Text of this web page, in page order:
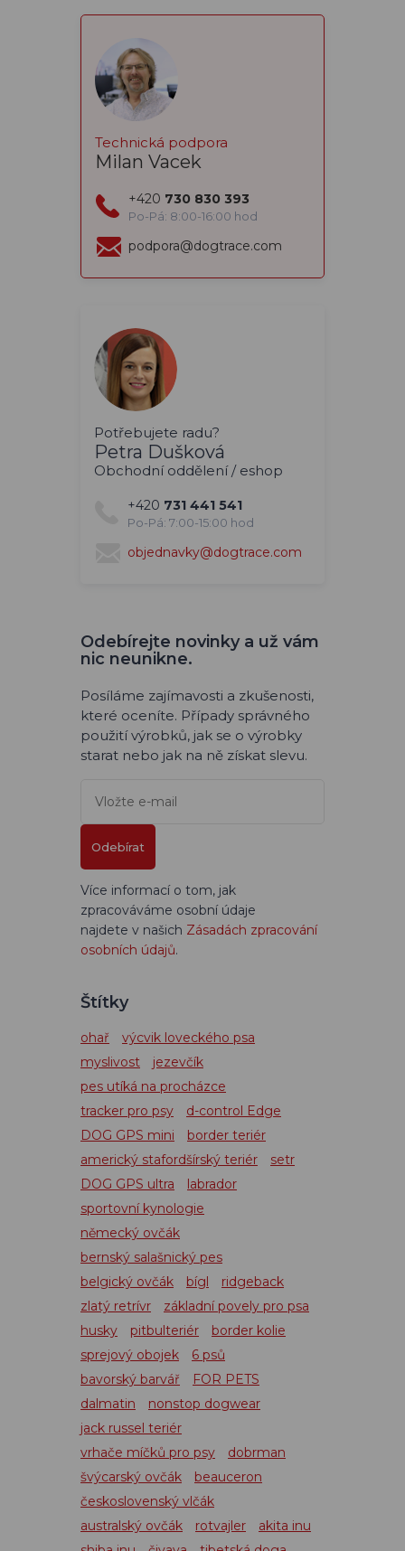
Technická podpora
Milan Vacek
+420 730 830 393
Po-Pá: 8:00-16:00 hod
podpora@dogtrace.com
Potřebujete radu?
Petra Dušková
Obchodní oddělení / eshop
+420 731 441 541
Po-Pá: 7:00-15:00 hod
objednavky@dogtrace.com
Odebírejte novinky a už vám
nic neunikne.
Posíláme zajímavosti a zkušenosti,
které oceníte. Případy správného
použití výrobků, jak se o výrobky
starat nebo jak na ně získat slevu.
Odebírat
Více informací o tom, jak
zpracováváme osobní údaje
najdete v našich Zásadách zpracování
osobních údajů.
Štítky
ohař
výcvik loveckého psa
myslivost
jezevčík
pes utíká na procházce
tracker pro psy
d-control Edge
DOG GPS mini
border teriér
americký stafordšírský teriér
setr
DOG GPS ultra
labrador
sportovní kynologie
německý ovčák
bernský salašnický pes
belgický ovčák
bígl
ridgeback
zlatý retrívr
základní povely pro psa
husky
pitbulteriér
border kolie
sprejový obojek
6 psů
bavorský barvář
FOR PETS
dalmatin
nonstop dogwear
jack russel teriér
vrhače míčků pro psy
dobrman
švýcarský ovčák
beauceron
československý vlčák
australský ovčák
rotvajler
akita inu